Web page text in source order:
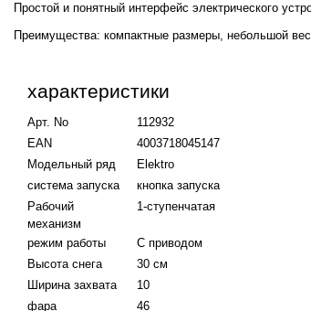
Простой и понятный интерфейс электрического
Преимущества: компактные размеры, небольшой
характеристики
Арт. No
112932
EAN
4003718045147
Модельный ряд
Elektro
система запуска
кнопка запуска
Рабочий
механизм
1-ступенчатая
режим работы
С приводом
Высота снега
30 см
Ширина захвата
10
фара
46